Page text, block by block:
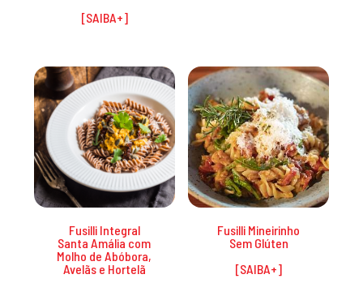
Fusilli Integral
Santa Amália com
Molho de Abóbora,
Avelãs e Hortelã
Fusilli Mineirinho
Sem Glúten